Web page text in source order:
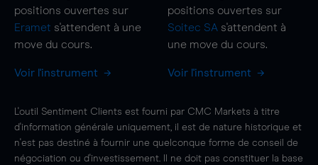
positions ouvertes sur
Eramet s'attendent à une
move du cours.
Voir l'instrument
positions ouvertes sur
Soitec SA s'attendent à
une move du cours.
Voir l'instrument
L'outil Sentiment Clients est fourni par CMC Markets à titre
d'information générale uniquement, il est de nature historique et
n'est pas destiné à fournir une quelconque forme de conseil de
négociation ou d'investissement. Il ne doit pas constituer la base